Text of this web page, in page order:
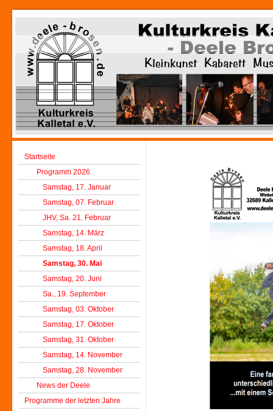
Startseite
Programm 2026
Samstag, 17. Januar
Samstag, 07. Februar
JHV, Sa. 21. Februar
Samstag, 14. März
Samstag, 18. April
Samstag, 30. Mai
Samstag, 20. Juni
Sa., 19. September
Samstag, 03. Oktober
Samstag, 17. Oktober
Samstag, 31. Oktober
Samstag, 14. November
Samstag, 28. November
News der Deele
Programme der letzten Jahre